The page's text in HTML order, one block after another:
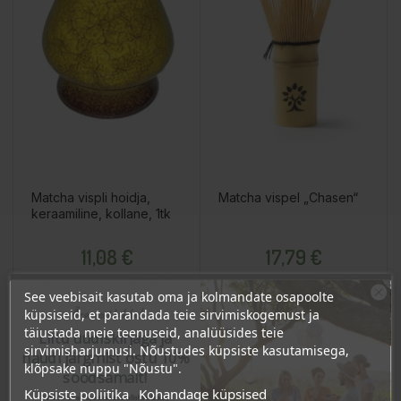
Matcha vispli hoidja,
keraamiline, kollane, 1tk
11,08 €
Lisa Ostukorvi
Matcha vispel „Chasen“
17,79 €
Lisa Ostukorvi
See veebisait kasutab oma ja kolmandate osapoolte
küpsiseid, et parandada teie sirvimiskogemust ja
täiustada meie teenuseid, analüüsides teie
sirvimisharjumusi. Nõustudes küpsiste kasutamisega,
klõpsake nuppu "Nõustu".
Küpsiste poliitika Kohandage küpsised
Ära veel lahku!
Liitu uudiskirjaga ja
naudi järgmist ostu 10%
soodsamalt!
Sind ootavad spetsiaalsed allahindlused,